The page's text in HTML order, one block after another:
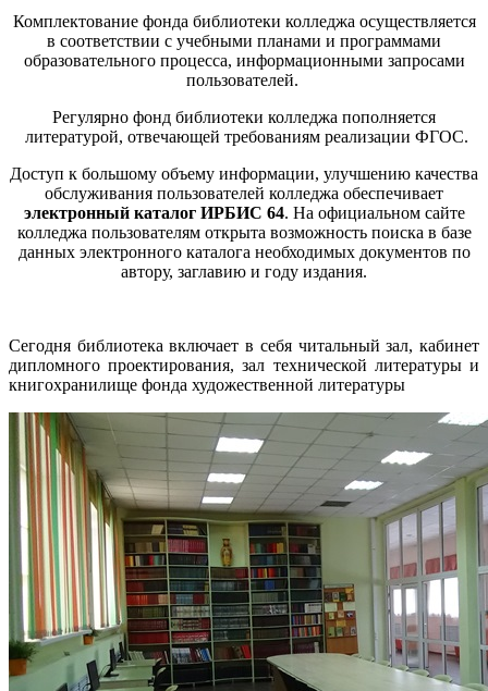
Комплектование фонда библиотеки колледжа осуществляется
в соответствии с учебными планами и программами
образовательного процесса, информационными запросами
пользователей.
Регулярно фонд библиотеки колледжа пополняется
литературой, отвечающей требованиям реализации ФГОС.
Доступ к большому объему информации, улучшению качества
обслуживания пользователей колледжа обеспечивает
электронный каталог ИРБИС 64. На официальном сайте
колледжа пользователям открыта возможность поиска в базе
данных электронного каталога необходимых документов по
автору, заглавию и году издания.
Сегодня библиотека включает в себя читальный зал, кабинет
дипломного проектирования, зал технической литературы и
книгохранилище фонда художественной литературы